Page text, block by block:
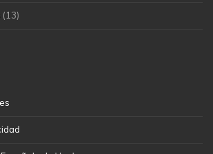
(13)